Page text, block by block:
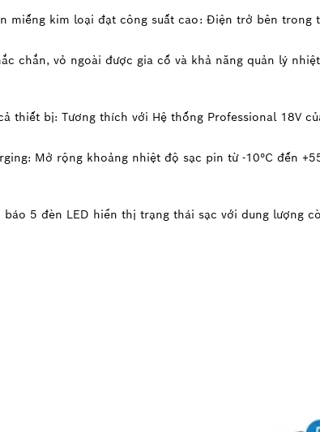
miếng kim loại đạt công suất cao: Điện trở bên trong
chắn, vỏ ngoài được gia cố và khả năng quản lý
thiết bị: Tương thích với Hệ thống Professional 18V
Mở rộng khoảng nhiệt độ sạc pin từ -10°C đến
báo 5 đèn LED hiển thị trạng thái sạc với dung lượng